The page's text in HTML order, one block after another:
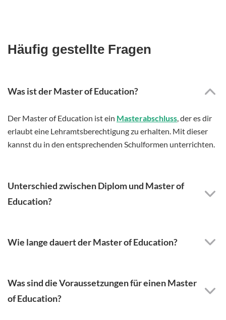
Häufig gestellte Fragen
Was ist der Master of Education?
Der Master of Education ist ein Masterabschluss , der es dir
erlaubt eine Lehramtsberechtigung zu erhalten. Mit dieser
kannst du in den entsprechenden Schulformen unterrichten.
Unterschied zwischen Diplom und Master of
Education?
Wie lange dauert der Master of Education?
Was sind die Voraussetzungen für einen Master
of Education?